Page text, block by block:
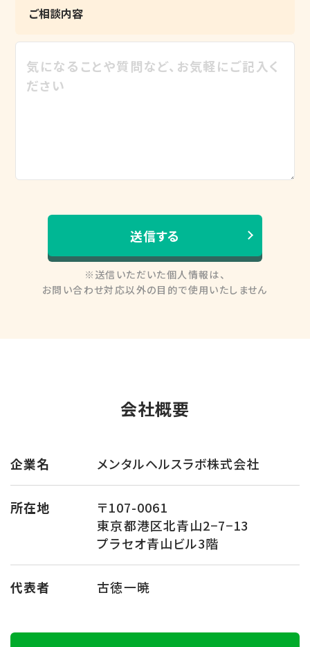
ご相談内容
※送信いただいた個人情報は、
お問い合わせ対応以外の目的で使用いたしません
会社概要
企業名 メンタルヘルスラボ株式会社
所在地
〒107-0061
東京都港区北青山2−7−13
プラセオ青山ビル3階
代表者 古徳一暁